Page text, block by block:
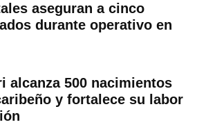
aseguran a cinco
durante operativo en
alcanza 500 nacimientos
y fortalece su labor